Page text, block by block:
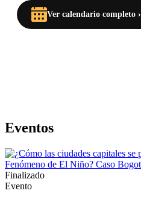
Ver calendario completo ›
Eventos
Finalizado
Evento